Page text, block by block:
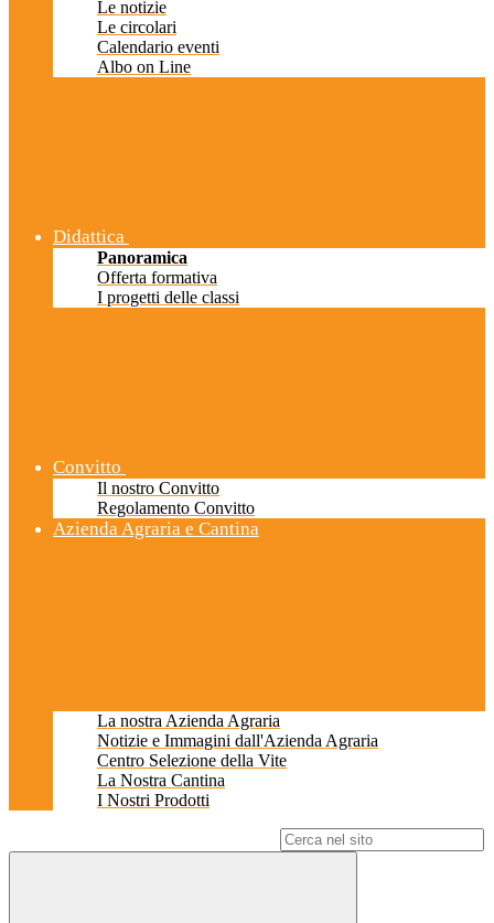
Le notizie
Le circolari
Calendario eventi
Albo on Line
Didattica
Panoramica
Offerta formativa
I progetti delle classi
Convitto
Il nostro Convitto
Regolamento Convitto
Azienda Agraria e Cantina
La nostra Azienda Agraria
Notizie e Immagini dall'Azienda Agraria
Centro Selezione della Vite
La Nostra Cantina
I Nostri Prodotti